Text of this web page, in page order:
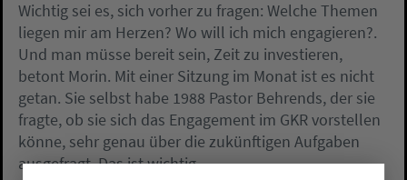
Wichtig sei es, sich vorher zu fragen: Welche Themen
liegen mir am Herzen? Wo will ich mich engagieren?.
Und man müsse bereit sein, Zeit zu investieren,
betont Morin. Mit einer Sitzung im Monat ist es nicht
getan. Sie selbst habe 1988 Pastor Behrends, der sie
fragte, ob sie sich das Engagement im GKR vorstellen
könne, sehr genau über die zukünftigen Aufgaben
ausgefragt. Das ist wichtig.